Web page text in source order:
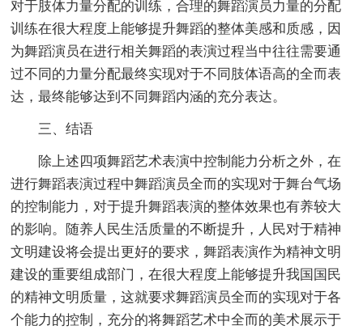
对于肢体力量分配的训练，合理的舞蹈演员力量的分配
训练在很大程度上能够提升舞蹈的整体美感和质感，因
为舞蹈演员在进行相关舞蹈的表演过程当中往往需要通
过不同的力量分配最终实现对于不同肢体语高的全而表
达，最终能够达到不同舞蹈内涵的充分表达。
三、结语
除上述四项舞蹈艺术表演中控制能力分析之外，在
进行舞蹈表演过程中舞蹈演员全而的实现对于舞台气场
的控制能力，对于提升舞蹈表演的整体效果也有养较大
的影响。随养人民生活质量的不断提升，人民对于精神
文明建设将会提出更好的要求，舞蹈表演作为精神文明
建设的重要组成部门，在很大程度上能够提升我国国民
的精神文明质量，这就要求舞蹈演员全而的实现对于各
个能力的控制，充分的将舞蹈艺术中全而的美术展示于